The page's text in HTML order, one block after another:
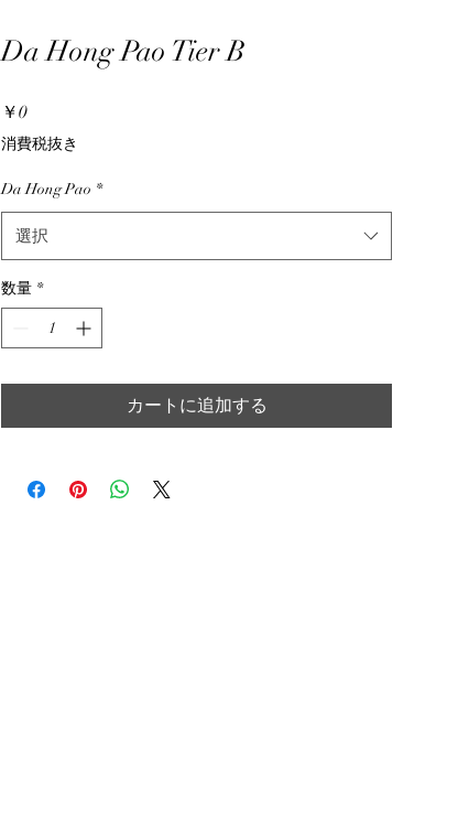
Da Hong Pao Tier B
￥0価
格
消費税抜き
Da Hong Pao *
選択
数量 *
カートに追加する